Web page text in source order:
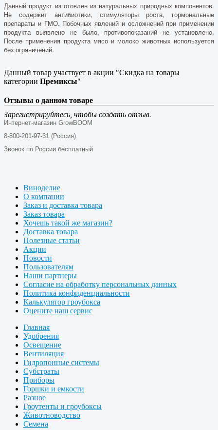
Данный продукт изготовлен из натуральных природных компонентов.
Не содержит антибиотики, стимуляторы роста, гормональные
препараты и ГМО. Побочных явлений и осложнений при применении
продукта выявлено не было, противопоказаний не установлено.
После применения продукта мясо и молоко животных используется
без ограничений.
Данный товар участвует в акции "Скидка на товары
категории Премиксы"
Отзывы о данном товаре
Зарегистрируйтесь, чтобы создать отзыв.
Интернет-магазин GrowBOOM
8-800-201-97-31 (Россия)
Звонок по России бесплатный
Виноделие
О компании
Заказ и доставка товара
Заказ товара
Хочешь такой же магазин?
Доставка товара
Полезные статьи
Акции
Новости
Пользователям
Наши партнеры
Согласие на обработку персональных данных
Политика конфиденциальности
Калькулятор гроубокса
Оцените наш сервис
Главная
Удобрения
Освещение
Вентиляция
Гидропонные системы
Субстраты
Приборы
Горшки и емкости
Разное
Гроутенты и гроубоксы
Животноводство
Семена